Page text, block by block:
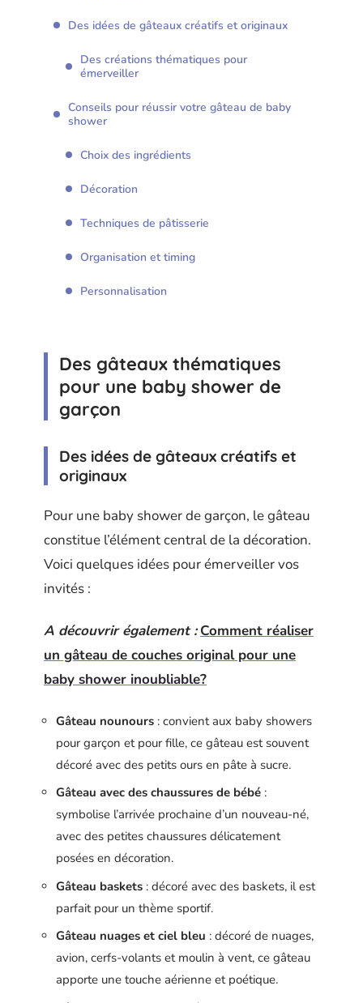
Des idées de gâteaux créatifs et originaux
Des créations thématiques pour
émerveiller
Conseils pour réussir votre gâteau de baby
shower
Choix des ingrédients
Décoration
Techniques de pâtisserie
Organisation et timing
Personnalisation
Des gâteaux thématiques
pour une baby shower de
garçon
Des idées de gâteaux créatifs et
originaux
Pour une baby shower de garçon, le gâteau
constitue l’élément central de la décoration.
Voici quelques idées pour émerveiller vos
invités :
A découvrir également : Comment réaliser
un gâteau de couches original pour une
baby shower inoubliable?
Gâteau nounours : convient aux baby showers
pour garçon et pour fille, ce gâteau est souvent
décoré avec des petits ours en pâte à sucre.
Gâteau avec des chaussures de bébé :
symbolise l’arrivée prochaine d’un nouveau-né,
avec des petites chaussures délicatement
posées en décoration.
Gâteau baskets : décoré avec des baskets, il est
parfait pour un thème sportif.
Gâteau nuages et ciel bleu : décoré de nuages,
avion, cerfs-volants et moulin à vent, ce gâteau
apporte une touche aérienne et poétique.